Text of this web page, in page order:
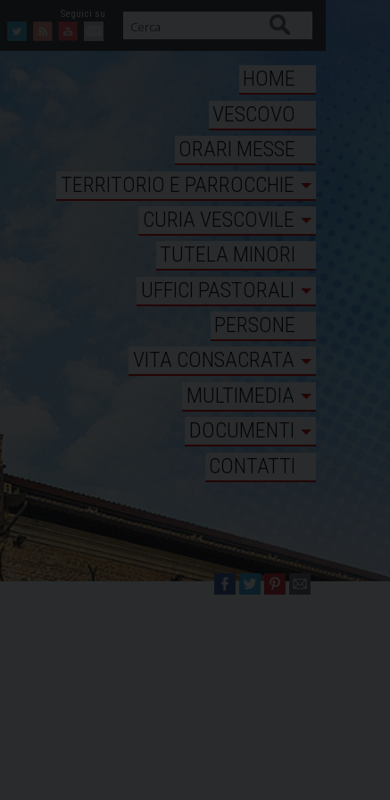
Facebook
Twitter
FeedYoutube
Mail
HOME
VESCOVO
ORARI MESSE
TERRITORIO E PARROCCHIE
CURIA VESCOVILE
TUTELA MINORI
UFFICI PASTORALI
PERSONE
VITA CONSACRATA
MULTIMEDIA
DOCUMENTI
CONTATTI